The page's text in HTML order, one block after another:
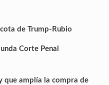
de Trump-Rubio
Corte Penal
que amplía la compra de